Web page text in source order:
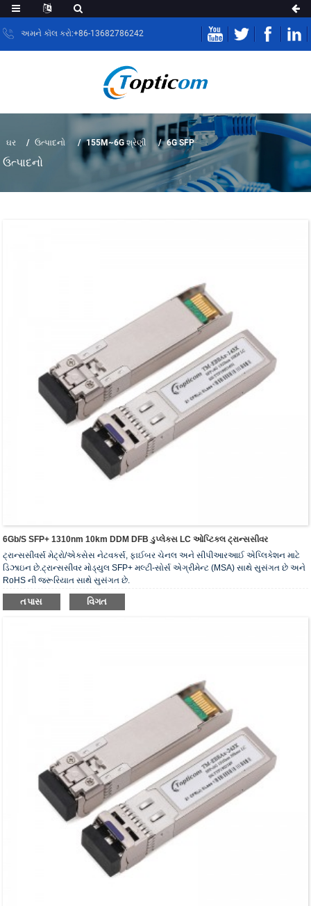
અમને કૉલ કરો:+86-13682786242
ઘર ઉત્પાદનો 155M~6G શ્રેણી 6G SFP
ઉત્પાદનો
6Gb/s SFP+ 1310nm 10km DDM DFB ડુપ્લેક્સ LC ઓપ્ટિકલ ટ્રાન્સસીવર
ટ્રાન્સસીવર્સ મેટ્રો/એક્સેસ નેટવર્ક્સ, ફાઈબર ચેનલ અને સીપીઆરઆઈ એપ્લિકેશન માટે
ડિઝાઇન છે.ટ્રાન્સસીવર મોડ્યુલ SFP+ મલ્ટી-સોર્સ એગ્રીમેન્ટ (MSA) સાથે સુસંગત છે અને
RoHS ની જરૂરિયાત સાથે સુસંગત છે.
તપાસ વિગત